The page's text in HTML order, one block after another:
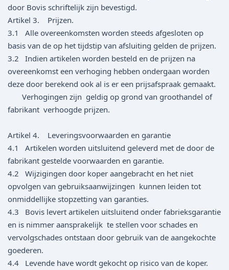
door Bovis schriftelijk zijn bevestigd.
Artikel 3. Prijzen.
3.1 Alle overeenkomsten worden steeds afgesloten op
basis van de op het tijdstip van afsluiting gelden de prijzen.
3.2 Indien artikelen worden besteld en de prijzen na
overeenkomst een verhoging hebben ondergaan worden
deze door berekend ook al is er een prijsafspraak gemaakt.
Verhogingen zijn geldig op grond van groothandel of
fabrikant verhoogde prijzen.
Artikel 4. Leveringsvoorwaarden en garantie
4.1 Artikelen worden uitsluitend geleverd met de door de
fabrikant gestelde voorwaarden en garantie.
4.2 Wijzigingen door koper aangebracht en het niet
opvolgen van gebruiksaanwijzingen kunnen leiden tot
onmiddellijke stopzetting van garanties.
4.3 Bovis levert artikelen uitsluitend onder fabrieksgarantie
en is nimmer aansprakelijk te stellen voor schades en
vervolgschades ontstaan door gebruik van de aangekochte
goederen.
4.4 Levende have wordt gekocht op risico van de koper.